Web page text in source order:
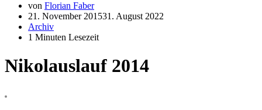
von Florian Faber
21. November 201531. August 2022
Archiv
1 Minuten Lesezeit
Nikolauslauf 2014